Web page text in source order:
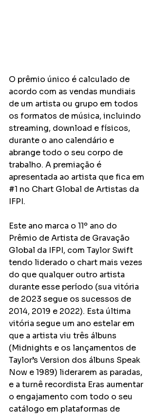
O prêmio único é calculado de
acordo com as vendas mundiais
de um artista ou grupo em todos
os formatos de música, incluindo
streaming, download e físicos,
durante o ano calendário e
abrange todo o seu corpo de
trabalho. A premiação é
apresentada ao artista que fica em
#1 no Chart Global de Artistas da
IFPI.
Este ano marca o 11º ano do
Prêmio de Artista de Gravação
Global da IFPI, com Taylor Swift
tendo liderado o chart mais vezes
do que qualquer outro artista
durante esse período (sua vitória
de 2023 segue os sucessos de
2014, 2019 e 2022). Esta última
vitória segue um ano estelar em
que a artista viu três álbuns
(Midnights e os lançamentos de
Taylor’s Version dos álbuns Speak
Now e 1989) liderarem as paradas,
e a turnê recordista Eras aumentar
o engajamento com todo o seu
catálogo em plataformas de